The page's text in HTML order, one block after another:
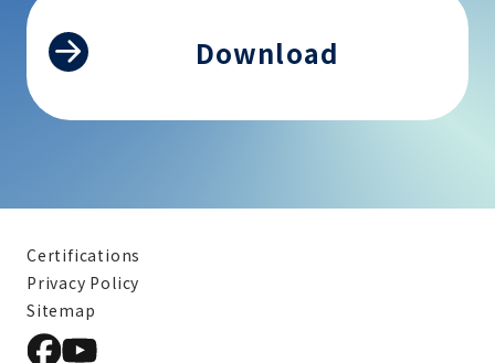
Download
Certifications
Privacy Policy
Sitemap